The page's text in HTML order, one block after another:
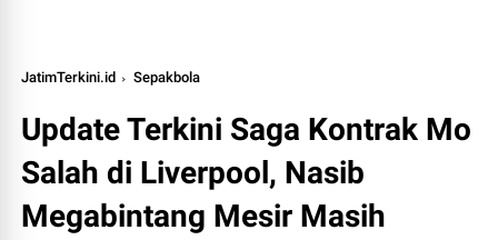
JatimTerkini.id Sepakbola
Update Terkini Saga Kontrak Mo
Salah di Liverpool, Nasib
Megabintang Mesir Masih